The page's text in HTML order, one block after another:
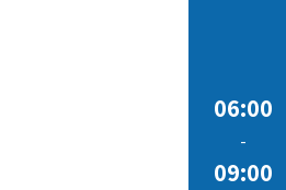
06:00
-
09:00